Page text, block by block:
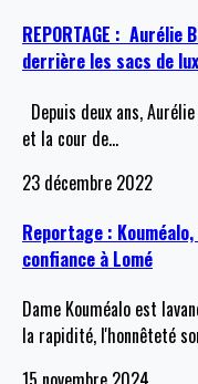
REPORTAGE : Aurélie
derrière les sacs de
Depuis deux ans,
et la cour de…
23 décembre 2022
Reportage :
confiance à Lomé
Dame Kouméalo est
la rapidité, l'honnêteté